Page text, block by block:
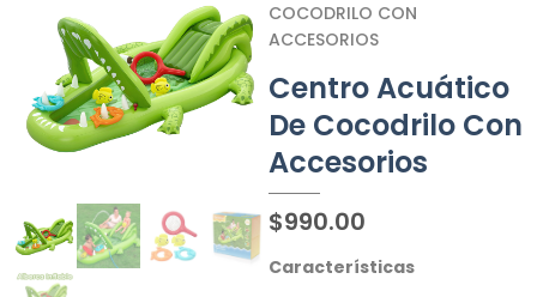
COCODRILO CON
ACCESORIOS
Centro Acuático
De Cocodrilo Con
Accesorios
$990.00
Características